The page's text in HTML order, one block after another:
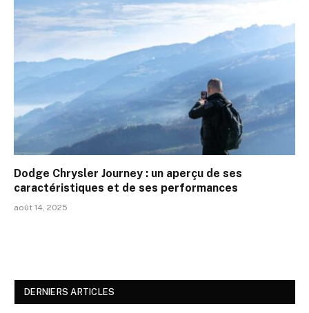
Dodge Chrysler Journey : un aperçu de ses
caractéristiques et de ses performances
août 14, 2025
DERNIERS ARTICLES